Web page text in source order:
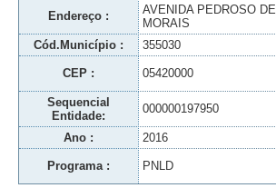
Endereço :
AVENIDA PEDROSO DE
MORAIS
Cód.Município : 355030
CEP : 05420000
Sequencial
Entidade:
000000197950
Ano : 2016
Programa : PNLD